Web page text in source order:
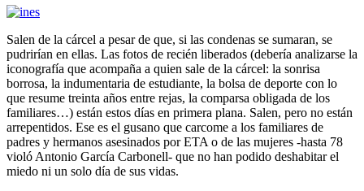
Salen de la cárcel a pesar de que, si las condenas se sumaran, se
pudrirían en ellas. Las fotos de recién liberados (debería analizarse la
iconografía que acompaña a quien sale de la cárcel: la sonrisa
borrosa, la indumentaria de estudiante, la bolsa de deporte con lo
que resume treinta años entre rejas, la comparsa obligada de los
familiares…) están estos días en primera plana. Salen, pero no están
arrepentidos. Ese es el gusano que carcome a los familiares de
padres y hermanos asesinados por ETA o de las mujeres -hasta 78
violó Antonio García Carbonell- que no han podido deshabitar el
miedo ni un solo día de sus vidas.